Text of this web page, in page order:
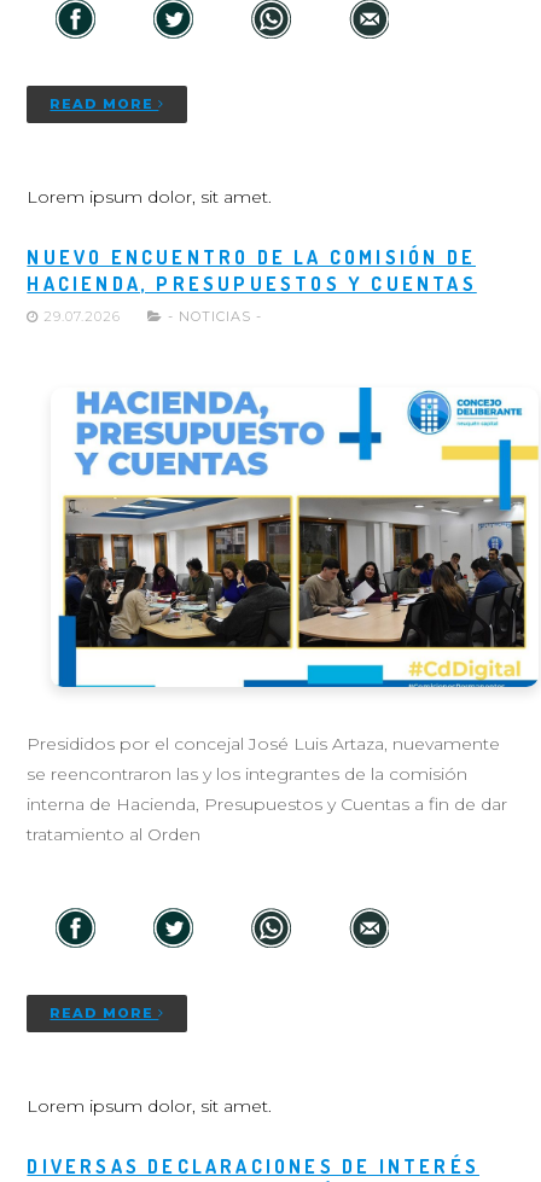
READ MORE
Lorem ipsum dolor, sit amet.
NUEVO ENCUENTRO DE LA COMISIÓN DE
HACIENDA, PRESUPUESTOS Y CUENTAS
29.07.2026 - NOTICIAS -
Presididos por el concejal José Luis Artaza, nuevamente
se reencontraron las y los integrantes de la comisión
interna de Hacienda, Presupuestos y Cuentas a fin de dar
tratamiento al Orden
READ MORE
Lorem ipsum dolor, sit amet.
DIVERSAS DECLARACIONES DE INTERÉS